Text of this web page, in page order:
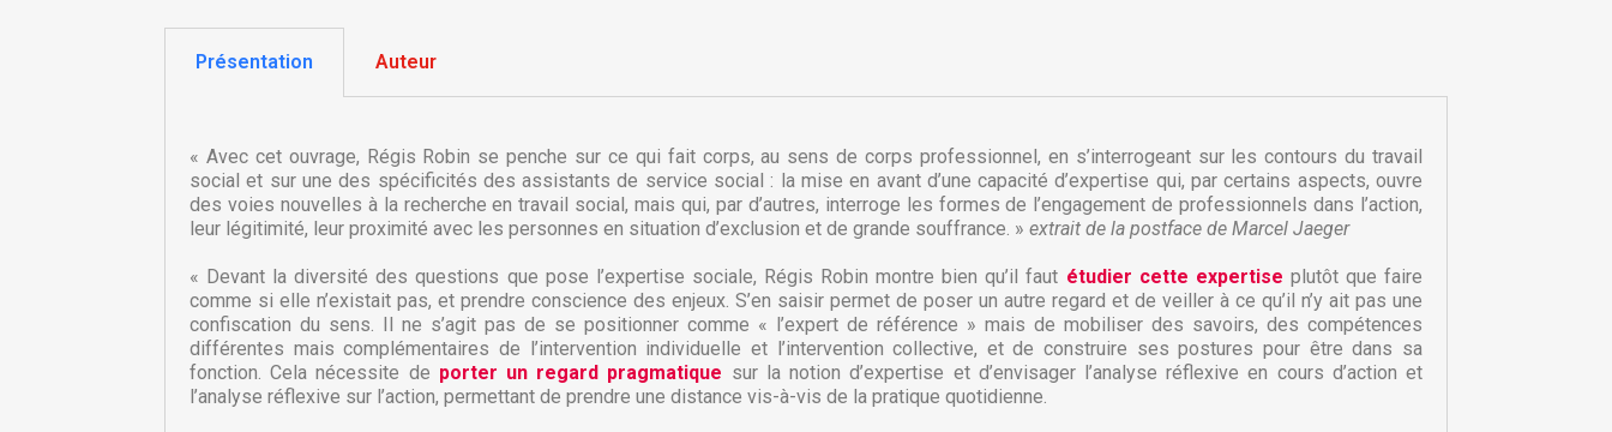
Créer une liste d'envies ×
Connexion
Présentation Auteur
« Avec cet ouvrage, Régis Robin se penche sur ce qui fait corps, au sens de corps professionnel, en s’interrogeant sur les contours du travail
social et sur une des spécificités des assistants de service social : la mise en avant d’une capacité d’expertise qui, par certains aspects, ouvre
des voies nouvelles à la recherche en travail social, mais qui, par d’autres, interroge les formes de l’engagement de professionnels dans l’action,
leur légitimité, leur proximité avec les personnes en situation d’exclusion et de grande souffrance. » extrait de la postface de Marcel Jaeger
« Devant la diversité des questions que pose l’expertise sociale, Régis Robin montre bien qu’il faut étudier cette expertise plutôt que faire
comme si elle n’existait pas, et prendre conscience des enjeux. S’en saisir permet de poser un autre regard et de veiller à ce qu’il n’y ait pas une
confiscation du sens. Il ne s’agit pas de se positionner comme « l’expert de référence » mais de mobiliser des savoirs, des compétences
différentes mais complémentaires de l’intervention individuelle et l’intervention collective, et de construire ses postures pour être dans sa
fonction. Cela nécessite de porter un regard pragmatique sur la notion d’expertise et d’envisager l’analyse réflexive en cours d’action et
l’analyse réflexive sur l’action, permettant de prendre une distance vis-à-vis de la pratique quotidienne.